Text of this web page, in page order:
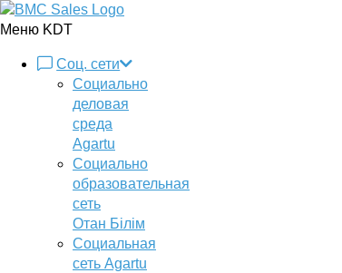
Меню KDT
Соц. сети
Социально
деловая
среда
Agartu
Социально
образовательная
сеть
Отан Бiлiм
Социальная
сеть Agartu